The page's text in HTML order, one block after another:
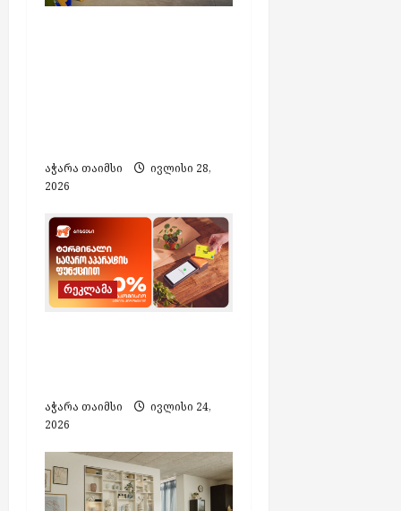
აჭარა თაიმსი
ივლისი 28,
2026
რეკლამა
აჭარა თაიმსი
ივლისი 24,
2026